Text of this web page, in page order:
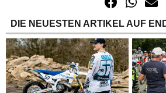
DIE NEUESTEN ARTIKEL AUF